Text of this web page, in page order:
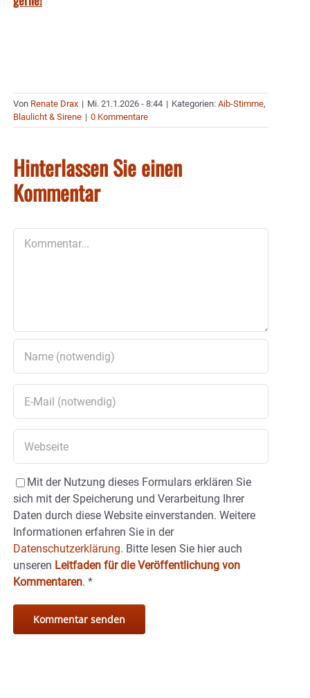
Von Renate Drax | Mi. 21.1.2026 - 8:44 | Kategorien: Aib-Stimme,
Blaulicht & Sirene | 0 Kommentare
Hinterlassen Sie einen
Kommentar
Mit der Nutzung dieses Formulars erklären Sie
sich mit der Speicherung und Verarbeitung Ihrer
Daten durch diese Website einverstanden. Weitere
Informationen erfahren Sie in der
Datenschutzerklärung. Bitte lesen Sie hier auch
unseren Leitfaden für die Veröffentlichung von
Kommentaren. *